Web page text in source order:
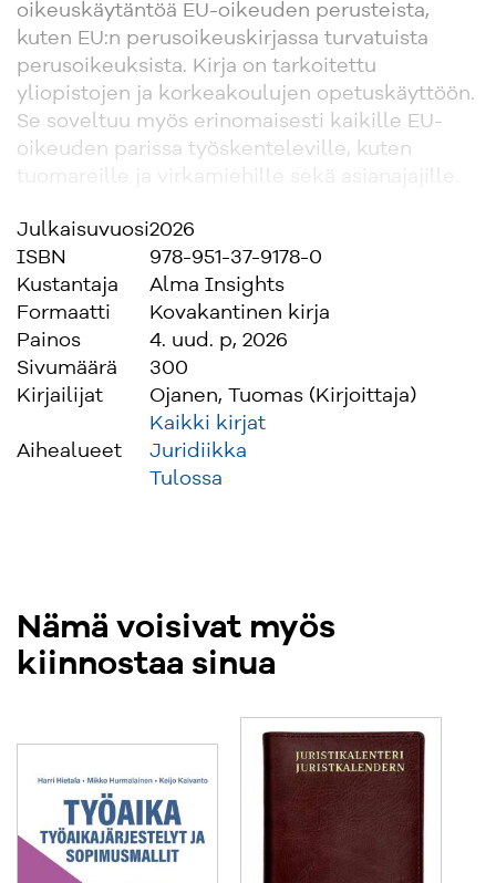
oikeuskäytäntöä EU-oikeuden perusteista,
kuten EU:n perusoikeuskirjassa turvatuista
perusoikeuksista. Kirja on tarkoitettu
yliopistojen ja korkeakoulujen opetuskäyttöön.
Se soveltuu myös erinomaisesti kaikille EU-
oikeuden parissa työskenteleville, kuten
tuomareille ja virkamiehille sekä asianajajille.
Tuomas Ojanen on valtiosääntöoikeuden
professori Helsingin yliopistossa ja
eurooppaoikeuden dosentti Turun yliopistossa.
Hän on myös Euroopan neuvoston puitteissa
toimivan Venetsian toimikunnan jäsen sekä
Euroopan unionin perusoikeusviraston
hallintoneuvoston jäsen.
Julkaisuvuosi2026
ISBN
978-951-37-9178-0
Kustantaja
Alma Insights
Formaatti
Kovakantinen kirja
Painos
4. uud. p, 2026
Sivumäärä
300
Kirjailijat
Ojanen, Tuomas (Kirjoittaja)
Aihealueet
Kaikki kirjat
Juridiikka
Tulossa
Nämä voisivat myös
kiinnostaa sinua